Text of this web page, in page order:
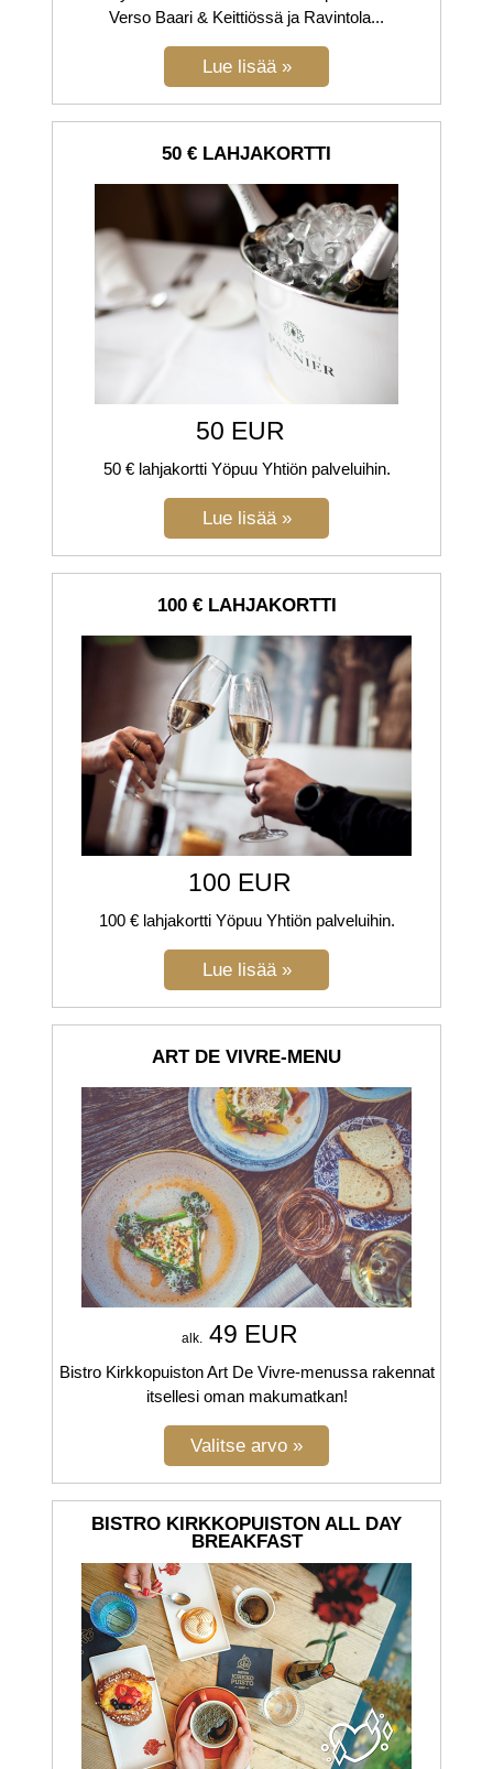
Verso Baari & Keittiössä ja Ravintola...
50 € LAHJAKORTTI
50 EUR
50 € lahjakortti Yöpuu Yhtiön palveluihin.
100 € LAHJAKORTTI
100 EUR
100 € lahjakortti Yöpuu Yhtiön palveluihin.
ART DE VIVRE-MENU
alk. 49 EUR
Bistro Kirkkopuiston Art De Vivre-menussa rakennat
itsellesi oman makumatkan!
BISTRO KIRKKOPUISTON ALL DAY
BREAKFAST